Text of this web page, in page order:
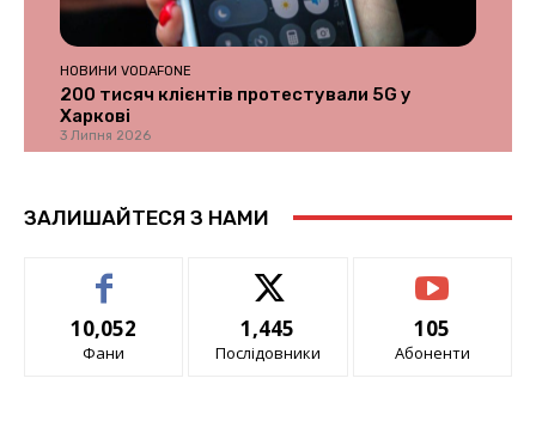
НОВИНИ VODAFONE
200 тисяч клієнтів протестували 5G у
Харкові
3 Липня 2026
ЗАЛИШАЙТЕСЯ З НАМИ
10,052
Фани
1,445
Послідовники
105
Абоненти